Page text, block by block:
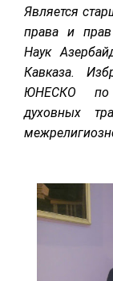
Является
права и прав
Наук
Кавказа.
ЮНЕСКО по
духовных